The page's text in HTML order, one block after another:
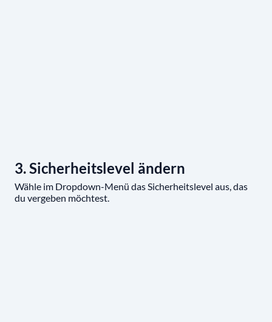
3. Sicherheitslevel ändern
Wähle im Dropdown-Menü das Sicherheitslevel aus, das
du vergeben möchtest.